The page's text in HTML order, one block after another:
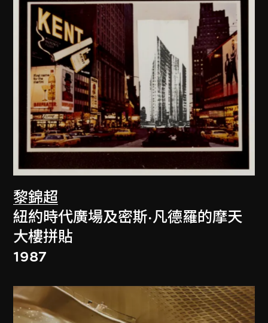
黎錦超
紐約時代廣場及密斯·凡德羅的摩天
大樓拼貼
1987